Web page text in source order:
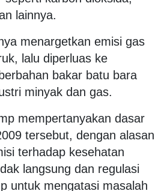
lainnya.
menargetkan emisi gas
lalu diperluas ke
bakar batu bara
minyak dan gas.
mempertanyakan dasar
tersebut, dengan alasan
terhadap kesehatan
langsung dan regulasi
untuk mengatasi masalah